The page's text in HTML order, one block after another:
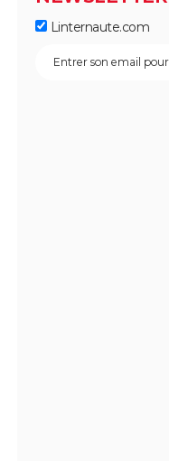
Linternaute.com